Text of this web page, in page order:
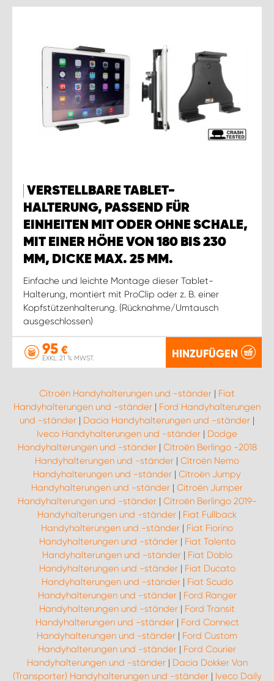
VERSTELLBARE TABLET-
HALTERUNG, PASSEND FÜR
EINHEITEN MIT ODER OHNE SCHALE,
MIT EINER HÖHE VON 180 BIS 230
MM, DICKE MAX. 25 MM.
Einfache und leichte Montage dieser Tablet-
Halterung, montiert mit ProClip oder z. B. einer
Kopfstützenhalterung. (Rücknahme/Umtausch
ausgeschlossen)
95 €
EXKL. 21 % MWST. HINZUFÜGEN
Citroën Handyhalterungen und -ständer | Fiat
Handyhalterungen und -ständer | Ford Handyhalterungen
und -ständer | Dacia Handyhalterungen und -ständer |
Iveco Handyhalterungen und -ständer | Dodge
Handyhalterungen und -ständer| Citroën Berlingo -2018
Handyhalterungen und -ständer | Citroën Nemo
Handyhalterungen und -ständer | Citroën Jumpy
Handyhalterungen und -ständer | Citroën Jumper
Handyhalterungen und -ständer| Citroën Berlingo 2019-
Handyhalterungen und -ständer | Fiat Fullback
Handyhalterungen und -ständer | Fiat Fiorino
Handyhalterungen und -ständer| Fiat Talento
Handyhalterungen und -ständer| Fiat Doblo
Handyhalterungen und -ständer| Fiat Ducato
Handyhalterungen und -ständer| Fiat Scudo
Handyhalterungen und -ständer| Ford Ranger
Handyhalterungen und -ständer | Ford Transit
Handyhalterungen und -ständer| Ford Connect
Handyhalterungen und -ständer | Ford Custom
Handyhalterungen und -ständer | Ford Courier
Handyhalterungen und -ständer| Dacia Dokker Van
(Transporter) Handyhalterungen und -ständer| Iveco Daily